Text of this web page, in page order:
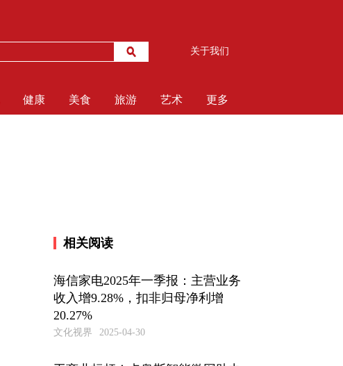
关于我们
健康 美食 旅游 艺术 更多
相关阅读
海信家电2025年一季报：主营业务
收入增9.28%，扣非归母净利增
20.27%
文化视界 2025-04-30